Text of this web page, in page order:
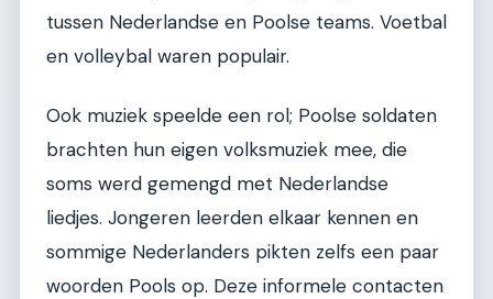
tussen Nederlandse en Poolse teams. Voetbal
en volleybal waren populair.
Ook muziek speelde een rol; Poolse soldaten
brachten hun eigen volksmuziek mee, die
soms werd gemengd met Nederlandse
liedjes. Jongeren leerden elkaar kennen en
sommige Nederlanders pikten zelfs een paar
woorden Pools op. Deze informele contacten